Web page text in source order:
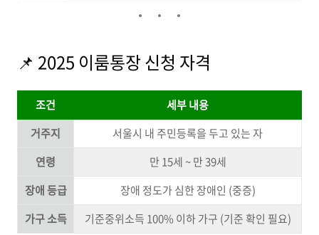
📌 2025 이룸통장 신청 자격
조건
세부 내용
거주지
서울시 내 주민등록을 두고 있는 자
연령
만 15세 ~ 만 39세
장애 등급
장애 정도가 심한 장애인 (중증)
가구 소득
기준중위소득 100% 이하 가구 (기준 확인 필요)